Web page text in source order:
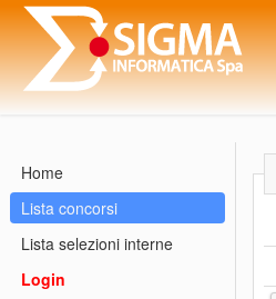
Home
Lista concorsi
Lista selezioni interne
Login